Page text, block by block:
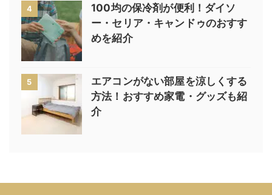
4
100均の保冷剤が便利！ダイソ
ー・セリア・キャンドゥのおすす
めを紹介
5
エアコンがない部屋を涼しくする
方法！おすすめ家電・グッズも紹
介